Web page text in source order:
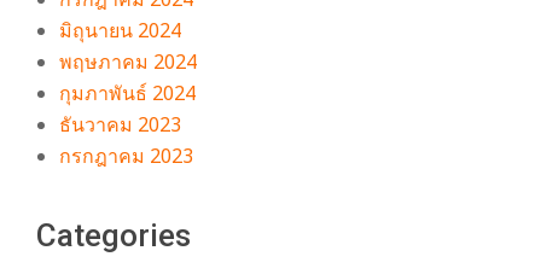
มิถุนายน 2024
พฤษภาคม 2024
กุมภาพันธ์ 2024
ธันวาคม 2023
กรกฎาคม 2023
Categories